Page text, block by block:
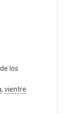
de los
, vientre